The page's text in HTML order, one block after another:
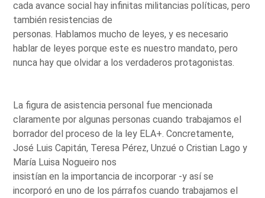
cada avance social hay infinitas militancias políticas, pero
también resistencias de
personas. Hablamos mucho de leyes, y es necesario
hablar de leyes porque este es nuestro mandato, pero
nunca hay que olvidar a los verdaderos protagonistas.
La figura de asistencia personal fue mencionada
claramente por algunas personas cuando trabajamos el
borrador del proceso de la ley ELA+. Concretamente,
José Luis Capitán, Teresa Pérez, Unzué o Cristian Lago y
María Luisa Nogueiro nos
insistían en la importancia de incorporar -y así se
incorporó en uno de los párrafos cuando trabajamos el